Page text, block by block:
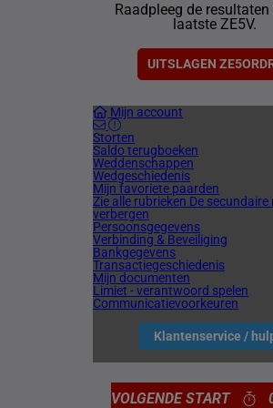
Raadpleeg de resultaten
laatste ZE5V.
UITSLAGEN
Mijn account
Storten
Saldo terugboeken
Weddenschappen
Wedgeschiedenis
Mijn favoriete paarden
Zie alle rubrieken De secundaire
verbergen
Persoonsgegevens
Verbinding & Beveiliging
Bankgegevens
Transactiegeschiedenis
Mijn documenten
Limiet - verantwoord spelen
Communicatievoorkeuren
Klantenservice /
VOLGENDE START